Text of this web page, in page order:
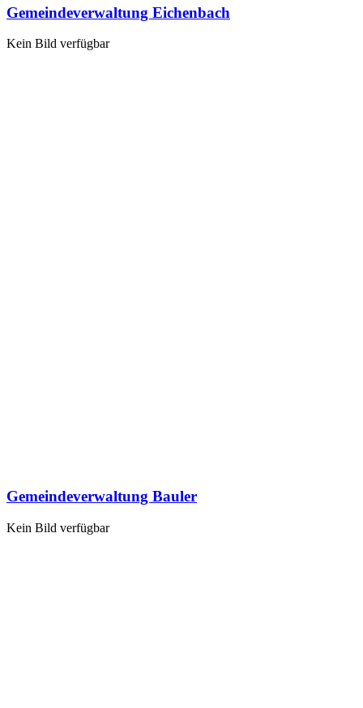
Gemeindeverwaltung Eichenbach
Kein Bild verfügbar
Gemeindeverwaltung Bauler
Kein Bild verfügbar